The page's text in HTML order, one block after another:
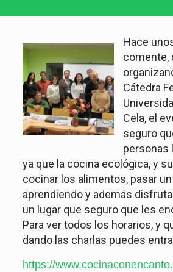
Hace
comente,
Cátedra
Cela, el
seguro
personas
ya que la cocina ecológica, y
cocinar los alimentos, pasar
aprendiendo y además
un lugar que seguro que les
Para ver todos los horarios, y
dando las charlas puedes
https://